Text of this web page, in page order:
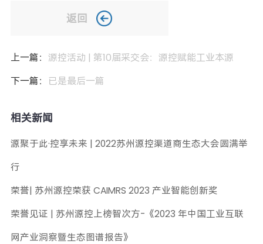
返回
上一篇： 源控活动 | 第10届采交会：源控赋能工业本源
下一篇： 已是最后一篇
相关新闻
源聚于此·控享未来 | 2022苏州源控渠道商生态大会圆满举
行
荣誉| 苏州源控荣获 CAIMRS 2023 产业智能创新奖
荣誉见证 | 苏州源控上榜智次方-《2023 年中国工业互联
网产业洞察暨生态图谱报告》